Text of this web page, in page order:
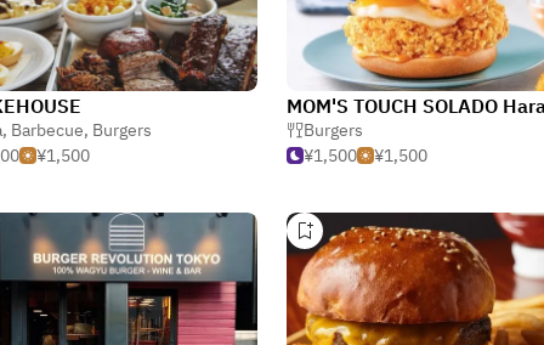
, Barbecue, Burgers
¥1,500
MOM'S TOUCH SOLADO
Burgers
¥1,500
¥1,500